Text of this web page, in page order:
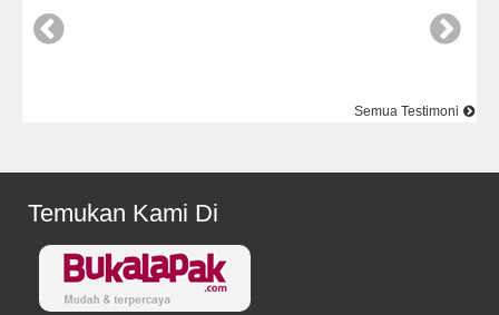
Semua Testimoni
Temukan Kami Di